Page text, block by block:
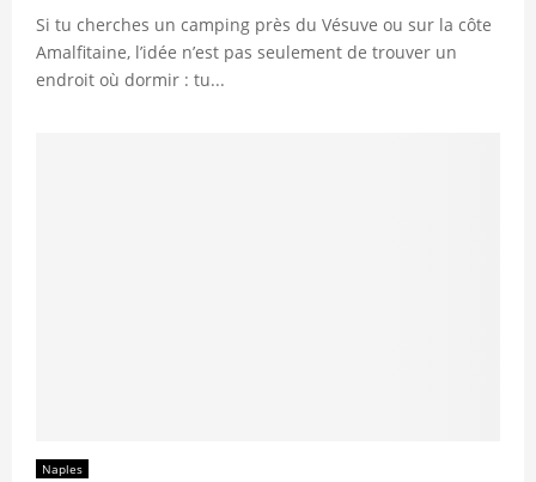
Si tu cherches un camping près du Vésuve ou sur la côte
Amalfitaine, l’idée n’est pas seulement de trouver un
endroit où dormir : tu...
Naples